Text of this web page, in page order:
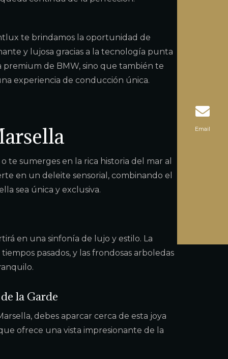
te brindamos la oportunidad de
y lujosa gracias a la tecnología punta
de BMW, sino que también te
experiencia de conducción única.
sumerges en la rica historia del mar al
en un deleite sensorial, combinando el
sea única y exclusiva.
en una sinfonía de lujo y estilo. La
pasados, y las frondosas arboledas
la Garde
debes aparcar cerca de esta joya
ofrece una vista impresionante de la
Email